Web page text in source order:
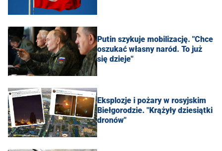
Putin szykuje mobilizację. "Chce
oszukać własny naród. To już
się dzieje"
Eksplozje i pożary w rosyjskim
Biełgorodzie. "Krążyły dziesiątki
dronów"